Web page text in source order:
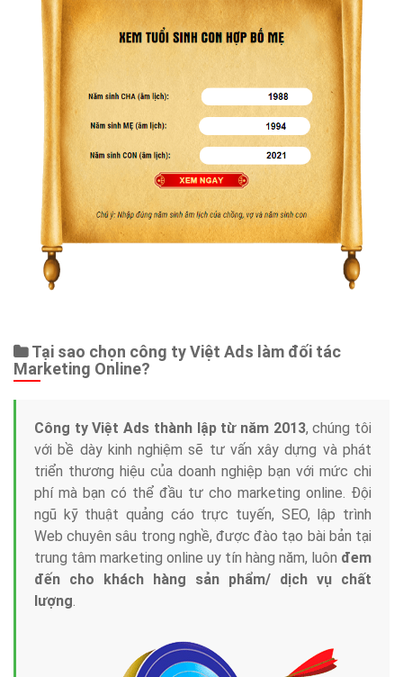
Tại sao chọn công ty Việt Ads làm đối tác
Marketing Online?
Công ty Việt Ads thành lập từ năm 2013, chúng tôi
với bề dày kinh nghiệm sẽ tư vấn xây dựng và phát
triển thương hiệu của doanh nghiệp bạn với mức chi
phí mà bạn có thể đầu tư cho marketing online. Đội
ngũ kỹ thuật quảng cáo trực tuyến, SEO, lập trình
Web chuyên sâu trong nghề, được đào tạo bài bản tại
trung tâm marketing online uy tín hàng năm, luôn đem
đến cho khách hàng sản phẩm/ dịch vụ chất
lượng.